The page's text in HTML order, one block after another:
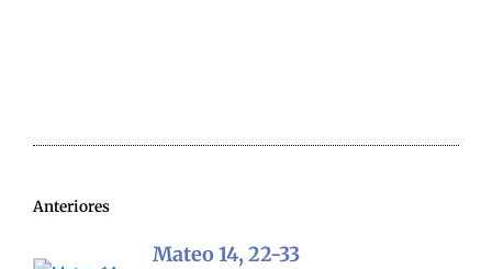
Anteriores
Mateo 14, 22-33